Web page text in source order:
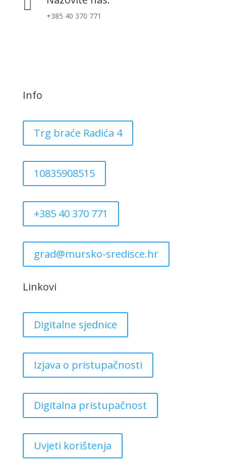
+385 40 370 771
Info
Trg braće Radića 4
10835908515
+385 40 370 771
grad@mursko-sredisce.hr
Linkovi
Digitalne sjednice
Izjava o pristupačnosti
Digitalna pristupačnost
Uvjeti korištenja